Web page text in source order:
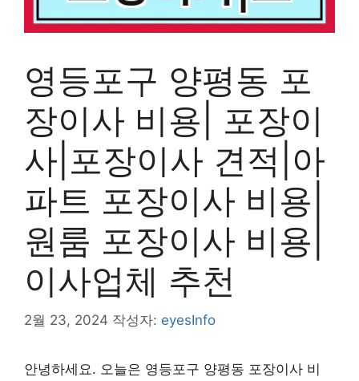
영등포구 양평동 포
장이사 비용| 포장이
사|포장이사 견적|아
파트 포장이사 비용|
원룸 포장이사 비용|
이사업체 추천
2월 23, 2024 작성자: eyesInfo
안녕하세요. 오늘은 영등포구 양평동 포장이사 비